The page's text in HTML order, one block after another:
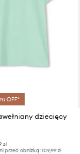
OFF*
dziecięcy
zł
przed obniżką: 109,99 zł